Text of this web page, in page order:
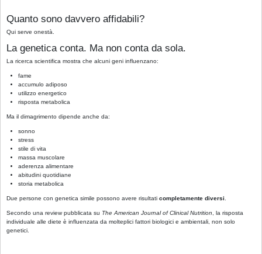
Quanto sono davvero affidabili?
Qui serve onestà.
La genetica conta. Ma non conta da sola.
La ricerca scientifica mostra che alcuni geni influenzano:
fame
accumulo adiposo
utilizzo energetico
risposta metabolica
Ma il dimagrimento dipende anche da:
sonno
stress
stile di vita
massa muscolare
aderenza alimentare
abitudini quotidiane
storia metabolica
Due persone con genetica simile possono avere risultati completamente diversi
Secondo una review pubblicata su The American Journal of Clinical Nutrition , la risposta
individuale alle diete è influenzata da molteplici fattori biologici e ambientali, non solo
genetici.